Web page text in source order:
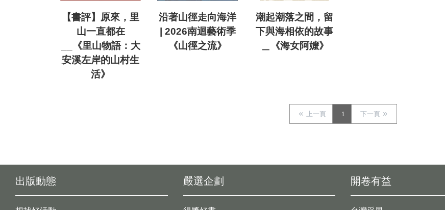
【書評】原來，里
山一直都在
__《里山物語：大
安溪左岸的山村生
活》
沿著山徑走向海洋
| 2026南迴藝術季
《山徑之流》
潮起潮落之間，留
下與海相依的故事
＿《海女阿嬤》
上一頁 1 下一頁
出版動態 開卷有益
嚴選企劃